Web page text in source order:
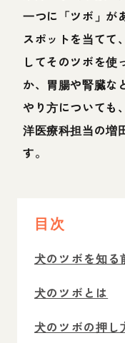
一つに「ツボ」が
スポットを当てて
してそのツボを使
か、胃腸や腎臓な
やり方についても
洋医療科担当の増
す。
目次
犬のツボを知る
犬のツボとは
犬のツボの押し